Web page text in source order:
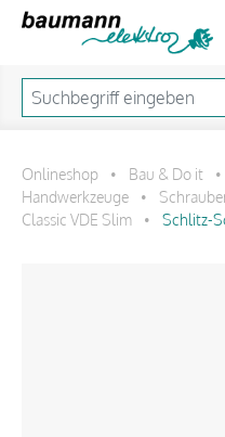
Onlineshop • Bau & Do it •
Handwerkzeuge
•
Classic VDE Slim
• Schlitz-